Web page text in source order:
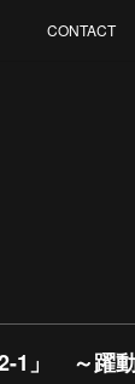
CONTACT